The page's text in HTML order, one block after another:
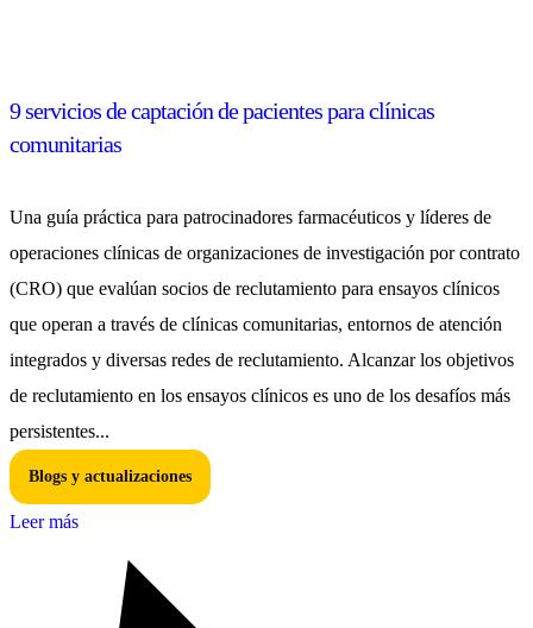
9 servicios de captación de pacientes para clínicas
comunitarias
Una guía práctica para patrocinadores farmacéuticos y líderes de
operaciones clínicas de organizaciones de investigación por contrato
(CRO) que evalúan socios de reclutamiento para ensayos clínicos
que operan a través de clínicas comunitarias, entornos de atención
integrados y diversas redes de reclutamiento. Alcanzar los objetivos
de reclutamiento en los ensayos clínicos es uno de los desafíos más
persistentes...
Blogs y actualizaciones
Leer más